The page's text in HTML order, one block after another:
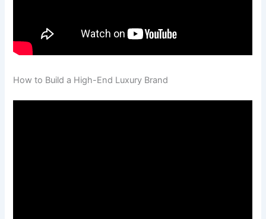
How to Build a High-End Luxury Brand